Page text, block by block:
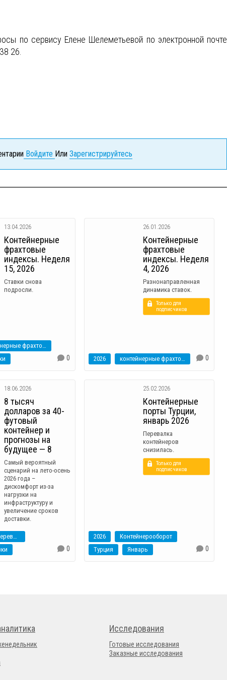
по сервису Елене Шелеметьевой по электронной почте
26.
Войдите Или Зарегистрируйтесь
13.04.2026
Контейнерные
фрахтовые
индексы. Неделя
15, 2026
Ставки снова
подросли.
контейнерные фрахтовые индексы
0
26.01.2026
Контейнерные
фрахтовые
индексы. Неделя
4, 2026
Разнонаправленная
динамика ставок.
Только для
подписчиков
2026 контейнерные фрахтовые индексы 0
18.06.2026
8 тысяч
долларов за 40-
футовый
контейнер и
прогнозы на
будущее — 8
Самый вероятный
сценарий на лето-осень
2026 года –
дискомфорт из-за
нагрузки на
инфраструктуру и
увеличение сроков
доставки.
Контейнерные перевозки
0
25.02.2026
Контейнерные
порты Турции,
январь 2026
Перевалка
контейнеров
снизилась.
Только для
подписчиков
2026
Контейнерооборот
Турция
Январь 0
Исследования
Готовые исследования
Заказные исследования